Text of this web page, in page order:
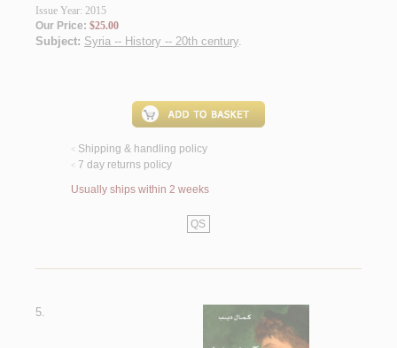
Issue Year: 2015
Our Price: $25.00
Subject: Syria -- History -- 20th century.
< Shipping & handling policy
< 7 day returns policy
Usually ships within 2 weeks
QS
5.